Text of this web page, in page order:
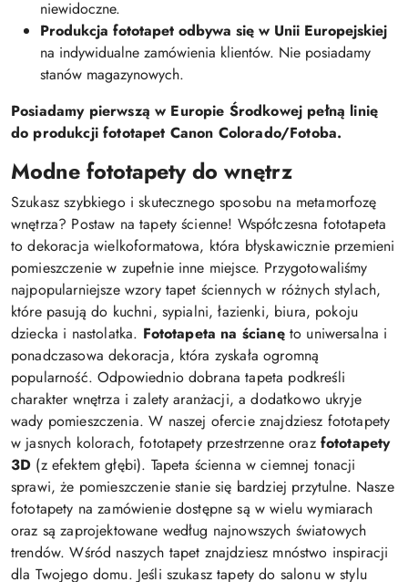
niewidoczne.
Produkcja fototapet odbywa się w Unii Europejskiej
na indywidualne zamówienia klientów. Nie posiadamy
stanów magazynowych.
Posiadamy pierwszą w Europie Środkowej pełną linię
do produkcji fototapet Canon Colorado/Fotoba.
Modne fototapety do wnętrz
Szukasz szybkiego i skutecznego sposobu na metamorfozę
wnętrza? Postaw na tapety ścienne! Współczesna fototapeta
to dekoracja wielkoformatowa, która błyskawicznie przemieni
pomieszczenie w zupełnie inne miejsce. Przygotowaliśmy
najpopularniejsze wzory tapet ściennych w różnych stylach,
które pasują do kuchni, sypialni, łazienki, biura, pokoju
dziecka i nastolatka. Fototapeta na ścianęto uniwersalna i
ponadczasowa dekoracja, która zyskała ogromną
popularność. Odpowiednio dobrana tapeta podkreśli
charakter wnętrza i zalety aranżacji, a dodatkowo ukryje
wady pomieszczenia. W naszej ofercie znajdziesz fototapety
w jasnych kolorach, fototapety przestrzenne oraz fototapety
3D (z efektem głębi). Tapeta ścienna w ciemnej tonacji
sprawi, że pomieszczenie stanie się bardziej przytulne. Nasze
fototapety na zamówienie dostępne są w wielu wymiarach
oraz są zaprojektowane według najnowszych światowych
trendów. Wśród naszych tapet znajdziesz mnóstwo inspiracji
dla Twojego domu. Jeśli szukasz tapety do salonu w stylu